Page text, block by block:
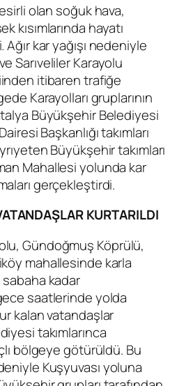
olan soğuk hava,
kısımlarında hayatı
kar yağışı nedeniyle
Sarıveliler Karayolu
itibaren trafiğe
Karayolları gruplarının
Büyükşehir Belediyesi
Başkanlığı takımları
Büyükşehir takımları
Mahallesi yolunda kar
gerçekleştirdi.
KURTARILDI
Gündoğmuş Köprülü,
mahallesinde karla
sabaha kadar
saatlerinde yolda
kalan vatandaşlar
takımlarınca
bölgeye götürüldü. Bu
Kuşyuvası yoluna